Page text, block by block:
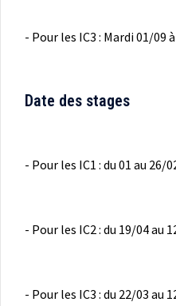
- Pour les IC3 : Mardi 01/09
Date des stages
- Pour les IC1 : du 01 au 26/
- Pour les IC2 : du 19/04 au
- Pour les IC3 : du 22/03 au